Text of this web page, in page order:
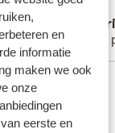
en
informatie
maken we ook
onze
eerste en
que